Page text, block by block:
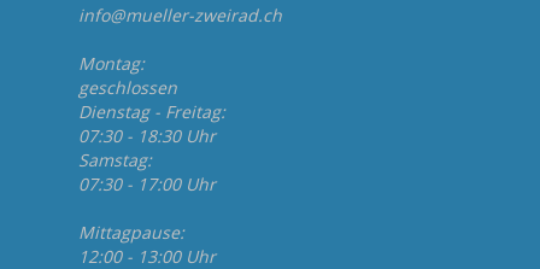
info@mueller-zweirad.ch
Montag:
geschlossen
Dienstag - Freitag:
07:30 - 18:30 Uhr
Samstag:
07:30 - 17:00 Uhr
Mittagpause:
12:00 - 13:00 Uhr